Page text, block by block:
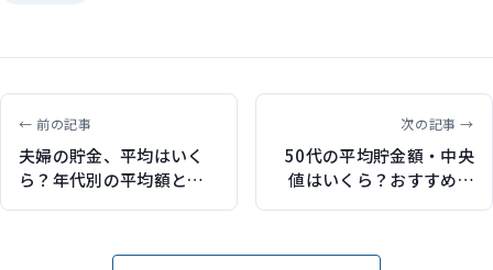
← 前の記事
夫婦の貯金、平均はいく
ら？年代別の平均額とお
次の記事 →
50代の平均貯金額・中央
値はいくら？おすすめの